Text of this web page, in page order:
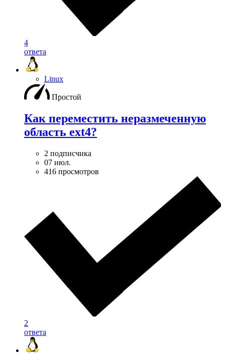
4
ответа
Linux
Простой
Как переместить неразмеченную
область ext4?
2 подписчика
07 июл.
416 просмотров
2
ответа